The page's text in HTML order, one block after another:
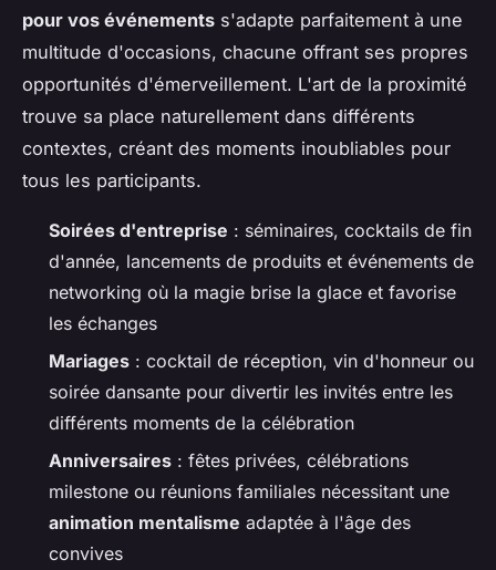
pour vos événements s'adapte parfaitement à une
multitude d'occasions, chacune offrant ses propres
opportunités d'émerveillement. L'art de la proximité
trouve sa place naturellement dans différents
contextes, créant des moments inoubliables pour
tous les participants.
Soirées d'entreprise : séminaires, cocktails de fin
d'année, lancements de produits et événements de
networking où la magie brise la glace et favorise
les échanges
Mariages : cocktail de réception, vin d'honneur ou
soirée dansante pour divertir les invités entre les
différents moments de la célébration
Anniversaires : fêtes privées, célébrations
milestone ou réunions familiales nécessitant une
animation mentalisme adaptée à l'âge des
convives